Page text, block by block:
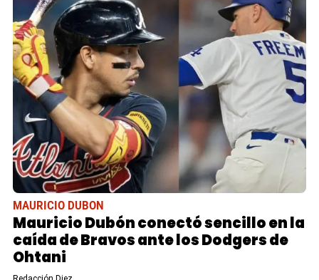
MAURICIO DUBON
Mauricio Dubón conectó sencillo en la
caída de Bravos ante los Dodgers de
Ohtani